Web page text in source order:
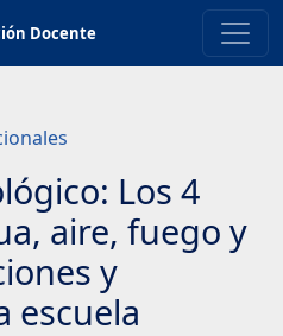
Docente
Los 4
aire, fuego y
y
escuela